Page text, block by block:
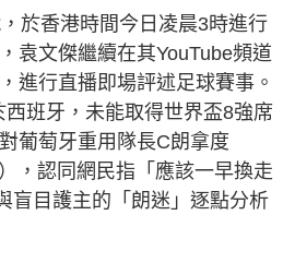
於香港時間今日凌晨3時進行
袁文傑繼續在其YouTube頻道
進行直播即場評述足球賽事。
班牙，未能取得世界盃8強席
葡萄牙重用隊長C朗拿度
，認同網民指「應該一早換走
盲目護主的「朗迷」逐點分析